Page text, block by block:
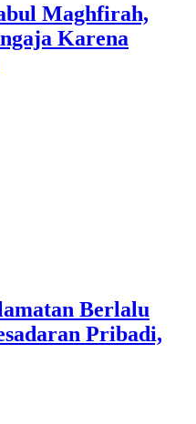
Maghfirah,
Karena
Berlalu
Pribadi,